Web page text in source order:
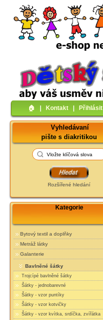
🏠︎ Kontakt Přihlásit
Vyhledávaní
pište s diakritikou
Rozšířené hledání
Kategorie
Bytový textil a doplňky
Metráž látky
Galanterie
Bavlněné šátky
Trojcípé bavlněné šátky
Šátky - jednobarevné
Šátky - vzor puntíky
Šátky - vzor kotvičky
Šátky - vzor kvítka, srdíčka, zvířátka